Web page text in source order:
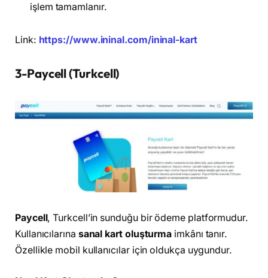
işlem tamamlanır.
Link: https://www.ininal.com/ininal-kart
3-Paycell (Turkcell)
Paycell, Turkcell’in sunduğu bir ödeme platformudur.
Kullanıcılarına sanal kart oluşturma imkânı tanır.
Özellikle mobil kullanıcılar için oldukça uygundur.